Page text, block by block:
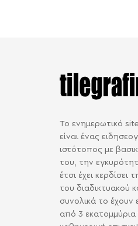
Το ενημερωτικό
είναι ένας
ιστότοπος με
του, την
έτσι έχει κερδίσει
του διαδικτυακού
συνολικά το έχουν
από 3